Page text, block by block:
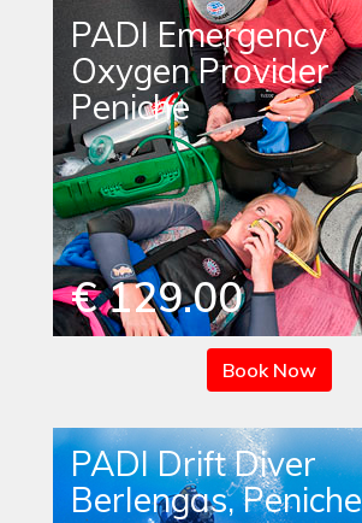
PADI Emergency
Oxygen Provider
Peniche
€ 129.00
Book Now
PADI Drift Diver
Berlengas, Peniche